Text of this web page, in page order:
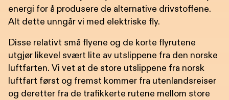
energi for å produsere de alternative drivstoffene.
Alt dette unngår vi med elektriske fly.
Disse relativt små flyene og de korte flyrutene
utgjør likevel svært lite av utslippene fra den norske
luftfarten. Vi vet at de store utslippene fra norsk
luftfart først og fremst kommer fra utenlandsreiser
og deretter fra de trafikkerte rutene mellom store